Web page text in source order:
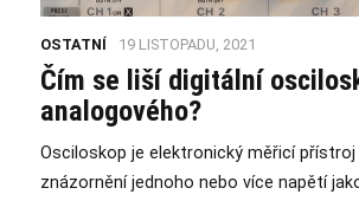
OSTATNÍ 19 LISTOPADU, 2021
Čím se liší digitální
analogového?
Osciloskop je elektronický měřicí přístroj
znázornění jednoho nebo více napětí